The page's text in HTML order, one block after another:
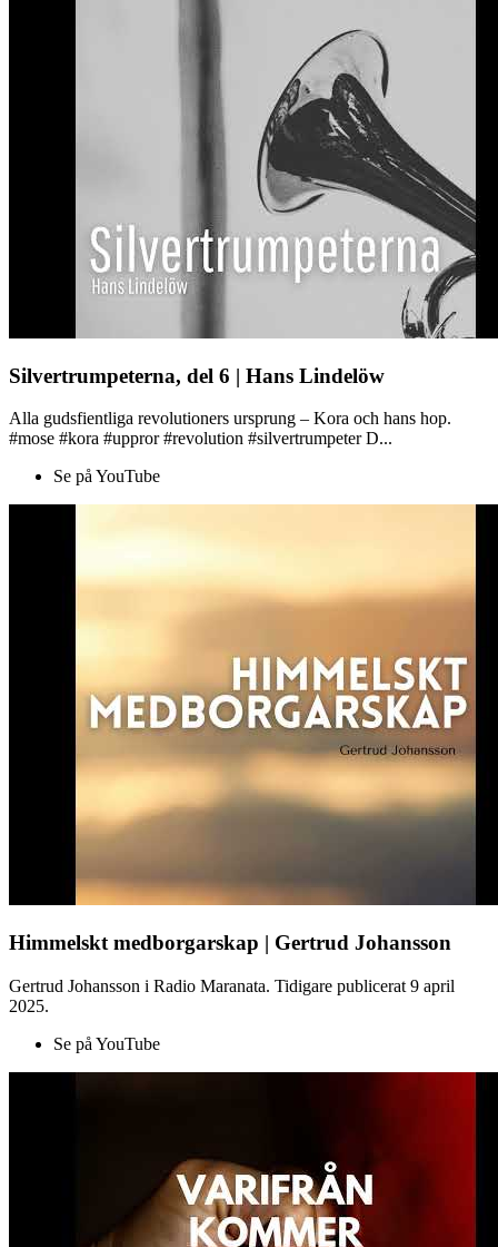
Silvertrumpeterna, del 6 | Hans Lindelöw
Alla gudsfientliga revolutioners ursprung – Kora och hans hop.
#mose #kora #uppror #revolution #silvertrumpeter D...
Se på YouTube
Himmelskt medborgarskap | Gertrud Johansson
Gertrud Johansson i Radio Maranata. Tidigare publicerat 9 april
2025.
Se på YouTube